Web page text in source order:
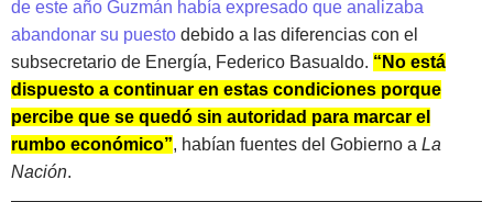
de este año Guzmán había expresado que analizaba
abandonar su puesto debido a las diferencias con el
subsecretario de Energía, Federico Basualdo. “No está
dispuesto a continuar en estas condiciones porque
percibe que se quedó sin autoridad para marcar el
rumbo económico”, habían fuentes del Gobierno a La
Nación.